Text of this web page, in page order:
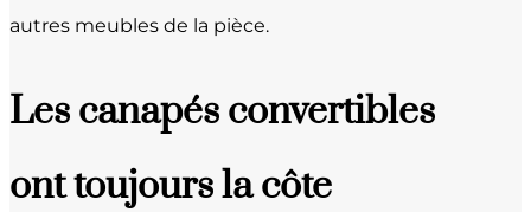
autres meubles de la pièce.
Les canapés convertibles
ont toujours la côte